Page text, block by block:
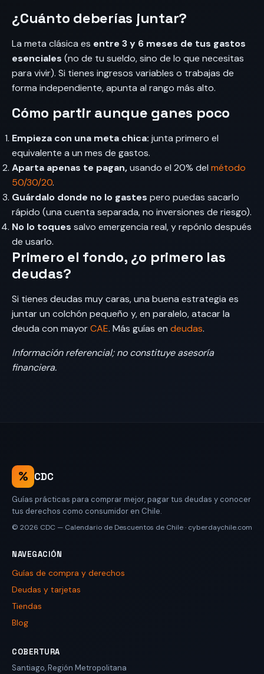
¿Cuánto deberías juntar?
La meta clásica es entre 3 y 6 meses de tus gastos
esenciales (no de tu sueldo, sino de lo que necesitas
para vivir). Si tienes ingresos variables o trabajas de
forma independiente, apunta al rango más alto.
Cómo partir aunque ganes poco
Empieza con una meta chica: junta primero el
equivalente a un mes de gastos.
Aparta apenas te pagan,usando el 20% del método
50/30/20.
Guárdalo donde no lo gastes pero puedas sacarlo
rápido (una cuenta separada, no inversiones de riesgo).
No lo toques salvo emergencia real, y repónlo después
de usarlo.
Primero el fondo, ¿o primero las
deudas?
Si tienes deudas muy caras, una buena estrategia es
juntar un colchón pequeño y, en paralelo, atacar la
deuda con mayorCAE. Más guías en deudas.
Información referencial; no constituye asesoría
financiera.
% CDC
Guías prácticas para comprar mejor, pagar tus deudas y conocer
tus derechos como consumidor en Chile.
© 2026 CDC — Calendario de Descuentos de Chile· cyberdaychile.com
NAVEGACIÓN
Guías de compra y derechos
Deudas y tarjetas
Tiendas
Blog
COBERTURA
Santiago,Región Metropolitana